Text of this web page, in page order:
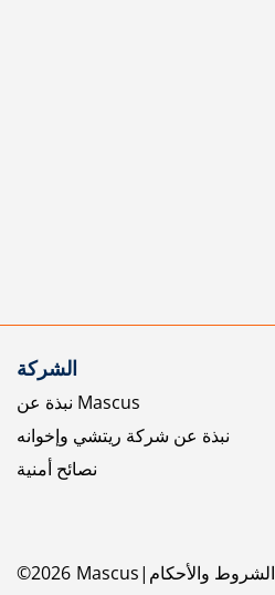
الشركة
نبذة عن Mascus
نبذة عن شركة ريتشي وإخوانه
نصائح أمنية
©2026 Mascus الشروط والأحكام